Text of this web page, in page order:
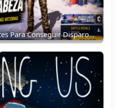
Free Fire: Mejores Ajustes Para Conseguir Disparos A La Cabeza